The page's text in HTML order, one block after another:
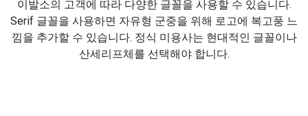
이발소의 고객에 따라 다양한 글꼴을 사용할 수 있습니다.
Serif 글꼴을 사용하면 자유형 군중을 위해 로고에 복고풍 느
낌을 추가할 수 있습니다. 정식 미용사는 현대적인 글꼴이나
산세리프체를 선택해야 합니다.